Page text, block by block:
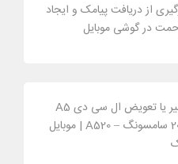
از دریافت پیامک و ایجاد
در گوشی موبایل
تعمیر یا تعویض ال سی دی A5
2017 سامسونگ – A520 | موبایل